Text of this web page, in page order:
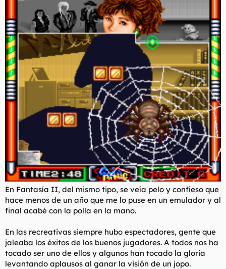
En Fantasía II, del mismo tipo, se veía pelo y confieso que
hace menos de un año que me lo puse en un emulador y al
final acabé con la polla en la mano.
En las recreativas siempre hubo espectadores, gente que
jaleaba los éxitos de los buenos jugadores. A todos nos ha
tocado ser uno de ellos y algunos han tocado la gloria
levantando aplausos al ganar la visión de un jopo.